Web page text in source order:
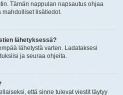
Tämän nappulan napsautus ohjaa
mahdolliset lisätiedot.
lähetyksessä?
lähetystä varten. Ladataksesi
ja seuraa ohjeita.
että sinne tulevat viestit täytyy